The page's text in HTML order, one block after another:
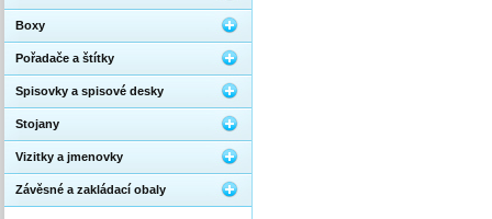
Boxy
Pořadače a štítky
Spisovky a spisové desky
Stojany
Vizitky a jmenovky
Závěsné a zakládací obaly